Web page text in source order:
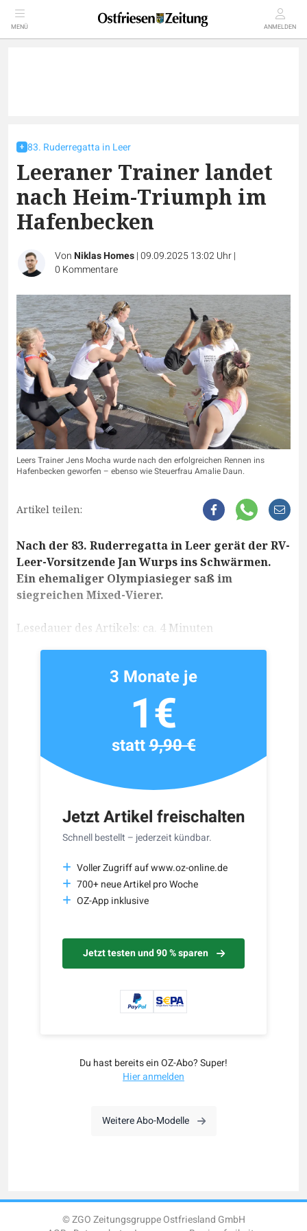
MENÜ ANMELDEN
83. Ruderregatta in Leer
Leeraner Trainer landet
nach Heim-Triumph im
Hafenbecken
VonNiklas Homes|09.09.2025 13:02 Uhr|
0 Kommentare
Leers Trainer Jens Mocha wurde nach den erfolgreichen Rennen ins
Hafenbecken geworfen – ebenso wie Steuerfrau Amalie Daun.
Artikel teilen:
Nach der 83. Ruderregatta in Leer gerät der RV-
Leer-Vorsitzende Jan Wurps ins Schwärmen.
Ein ehemaliger Olympiasieger saß im
siegreichen Mixed-Vierer.
Lesedauer des Artikels: ca. 4 Minuten
Jetzt Artikel freischalten
Schnell bestellt – jederzeit kündbar.
Voller Zugriff auf www.oz-online.de
700+ neue Artikel pro Woche
OZ-App inklusive
Jetzt testen und 90 % sparen
3 Monate je
1€
statt9,90 €
Du hast bereits ein OZ-Abo? Super!
Hier anmelden
Weitere Abo-Modelle
© ZGO Zeitungsgruppe Ostfriesland GmbH